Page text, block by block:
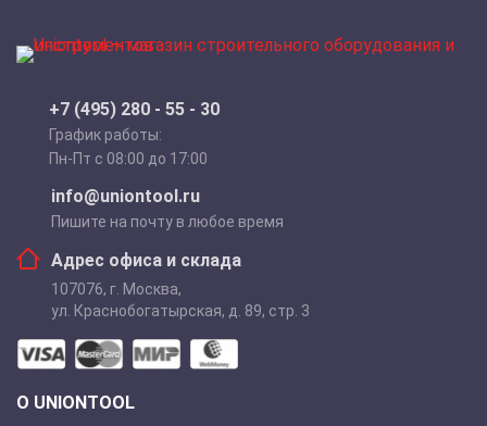
+7 (495) 280 - 55 - 30
График работы:
Пн-Пт с 08:00 до 17:00
info@uniontool.ru
Пишите на почту в любое время
Адрес офиса и склада
107076, г. Москва,
ул. Краснобогатырская, д. 89, стр. 3
О UNIONTOOL